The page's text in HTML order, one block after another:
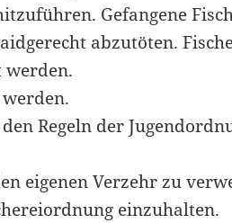
Gefangene
abzutöten.
werden.
Regeln der
eigenen Verzehr zu
einzuhalten.